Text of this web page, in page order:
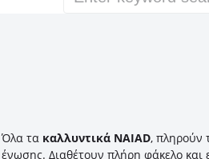
Όλα τα καλλυντικά NAIAD, πληρούν
ένωσης. Διαθέτουν πλήρη φάκελο